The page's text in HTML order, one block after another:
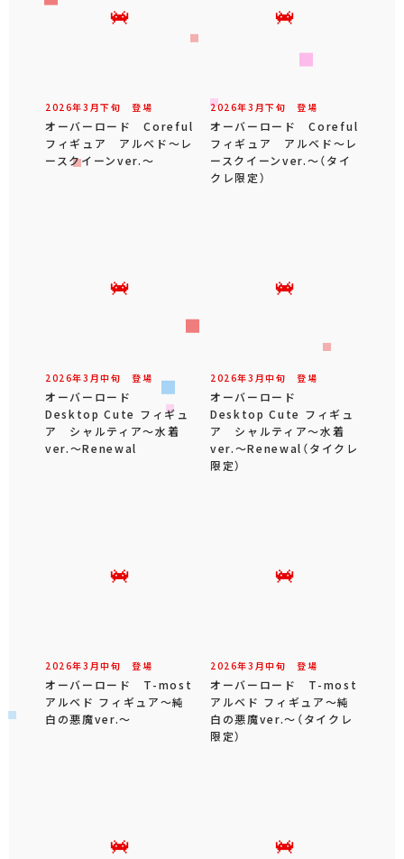
2026年3 月下旬 登場
オーバーロード Coreful
フィギュア アルベド～レ
ースクイーンver.～
2026年3 月下旬 登場
オーバーロード Coreful
フィギュア アルベド～レ
ースクイーンver.～（タイ
クレ限定）
2026年3 月中旬 登場
オーバーロード
Desktop Cute フィギュ
ア シャルティア～水着
ver.～Renewal
2026年3 月中旬 登場
オーバーロード
Desktop Cute フィギュ
ア シャルティア～水着
ver.～Renewal（タイクレ
限定）
2026年3 月中旬 登場
オーバーロード T-most
アルベド フィギュア～純
白の悪魔ver.～
2026年3 月中旬 登場
オーバーロード T-most
アルベド フィギュア～純
白の悪魔ver.～（タイクレ
限定）